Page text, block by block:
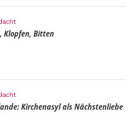
Klopfen, Bitten
Kirchenasyl als Nächstenliebe